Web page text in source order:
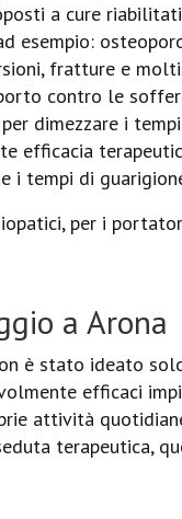
a cure
esempio:
fratture e
contro le
dimezzare i
efficacia
i tempi di
per i
a Arona
è stato ideato
efficaci
attività
terapeutica,